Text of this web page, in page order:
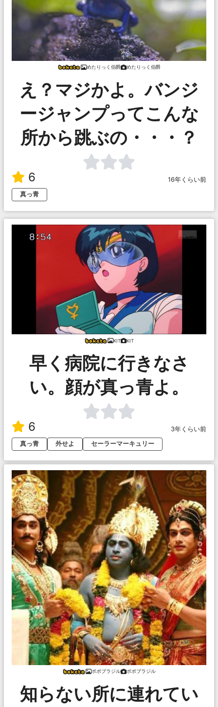
めたりっく伯爵 めたりっく伯爵
え？マジかよ。バンジ
ージャンプってこんな
所から跳ぶの・・・？
6
16年くらい前
真っ青
KIT KIT
早く病院に行きなさ
い。顔が真っ青よ。
6
3年くらい前
真っ青
外せよ セーラーマーキュリー
ボボブラジル ボボブラジル
知らない所に連れてい